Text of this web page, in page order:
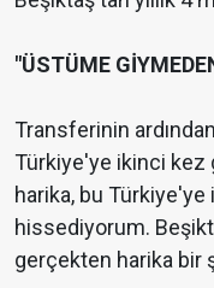
"ÜSTÜME
Transferinin
Türkiye'ye ikinci kez
harika, bu
hissediyorum.
gerçekten harika bir